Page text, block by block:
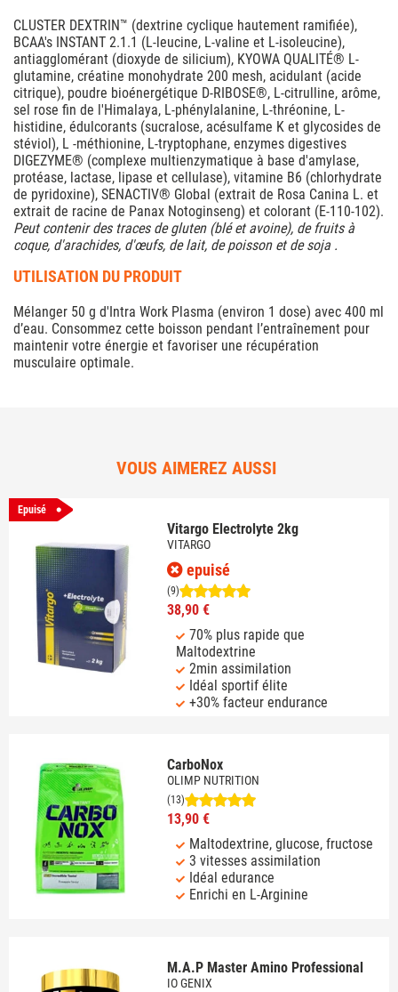
CLUSTER DEXTRIN™ (dextrine cyclique hautement ramifiée),
BCAA's INSTANT 2.1.1 (L-leucine, L-valine et L-isoleucine),
antiagglomérant (dioxyde de silicium), KYOWA QUALITÉ® L-
glutamine, créatine monohydrate 200 mesh, acidulant (acide
citrique), poudre bioénergétique D-RIBOSE®, L-citrulline, arôme,
sel rose fin de l'Himalaya, L-phénylalanine, L-thréonine, L-
histidine, édulcorants (sucralose, acésulfame K et glycosides de
stéviol), L -méthionine, L-tryptophane, enzymes digestives
DIGEZYME® (complexe multienzymatique à base d'amylase,
protéase, lactase, lipase et cellulase), vitamine B6 (chlorhydrate
de pyridoxine), SENACTIV® Global (extrait de Rosa Canina L. et
extrait de racine de Panax Notoginseng) et colorant (E-110-102).
Peut contenir des traces de gluten (blé et avoine), de fruits à
coque, d'arachides, d'œufs, de lait, de poisson et de soja .
UTILISATION DU PRODUIT
Mélanger 50 g d'Intra Work Plasma (environ 1 dose) avec 400 ml
d’eau. Consommez cette boisson pendant l’entraînement pour
maintenir votre énergie et favoriser une récupération
musculaire optimale.
VOUS AIMEREZ AUSSI
Epuisé
Vitargo Electrolyte 2kg
VITARGO
epuisé
(9)
38,90 €
70% plus rapide que
Maltodextrine
2min assimilation
Idéal sportif élite
+30% facteur endurance
CarboNox
OLIMP NUTRITION
(13)
13,90 €
Maltodextrine, glucose, fructose
3 vitesses assimilation
Idéal edurance
Enrichi en L-Arginine
M.A.P Master Amino Professional
IO GENIX